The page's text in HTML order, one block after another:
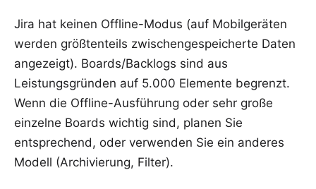
Jira hat keinen Offline-Modus (auf Mobilgeräten
werden größtenteils zwischengespeicherte Daten
angezeigt). Boards/Backlogs sind aus
Leistungsgründen auf 5.000 Elemente begrenzt.
Wenn die Offline-Ausführung oder sehr große
einzelne Boards wichtig sind, planen Sie
entsprechend, oder verwenden Sie ein anderes
Modell (Archivierung, Filter).